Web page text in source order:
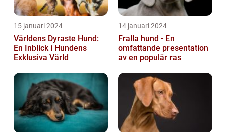
15 januari 2024
Världens Dyraste Hund:
En Inblick i Hundens
Exklusiva Värld
14 januari 2024
Fralla hund - En
omfattande presentation
av en populär ras